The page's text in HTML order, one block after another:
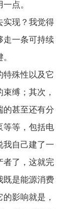
点。
实现？我觉得
走一条可持续
特殊性以及它
缚；其次，
的甚至还有分
等等，包括电
我自己建了一
者了，这就完
既是能源消费
影响就是，